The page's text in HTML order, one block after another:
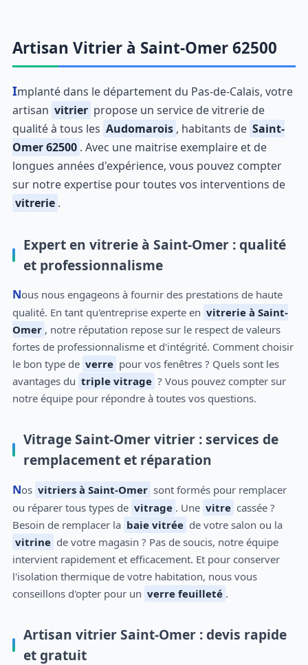
Artisan Vitrier à Saint-Omer 62500
Implanté dans le département du Pas-de-Calais, votre
artisan vitrier propose un service de vitrerie de
qualité à tous les Audomarois , habitants de Saint-
Omer 62500 . Avec une maitrise exemplaire et de
longues années d'expérience, vous pouvez compter
sur notre expertise pour toutes vos interventions de
vitrerie .
Expert en vitrerie à Saint-Omer : qualité
et professionnalisme
Nous nous engageons à fournir des prestations de haute
qualité. En tant qu'entreprise experte en vitrerie à Saint-
Omer , notre réputation repose sur le respect de valeurs
fortes de professionnalisme et d'intégrité. Comment choisir
le bon type de verre pour vos fenêtres ? Quels sont les
avantages du triple vitrage ? Vous pouvez compter sur
notre équipe pour répondre à toutes vos questions.
Vitrage Saint-Omer vitrier : services de
remplacement et réparation
Nos vitriers à Saint-Omer sont formés pour remplacer
ou réparer tous types de vitrage . Une vitre cassée ?
Besoin de remplacer la baie vitrée de votre salon ou la
vitrine de votre magasin ? Pas de soucis, notre équipe
intervient rapidement et efficacement. Et pour conserver
l'isolation thermique de votre habitation, nous vous
conseillons d'opter pour un verre feuilleté .
Artisan vitrier Saint-Omer : devis rapide
et gratuit